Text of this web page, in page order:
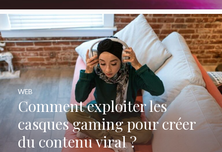
Comment exploiter les
casques gaming pour créer
du contenu viral ?
WEB